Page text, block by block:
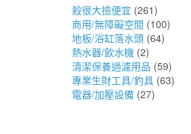
殺很大撿便宜 (261)
商用/無障礙空間 (100)
地板/浴缸落水頭 (64)
熱水器/飲水機 (2)
清潔保養過濾用品 (59)
專業生財工具/釣具 (63)
電器/加壓設備 (27)